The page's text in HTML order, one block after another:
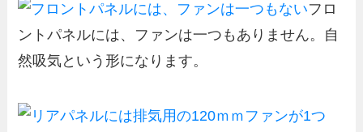
フロ
ントパネルには、ファンは一つもありません。自
然吸気という形になります。